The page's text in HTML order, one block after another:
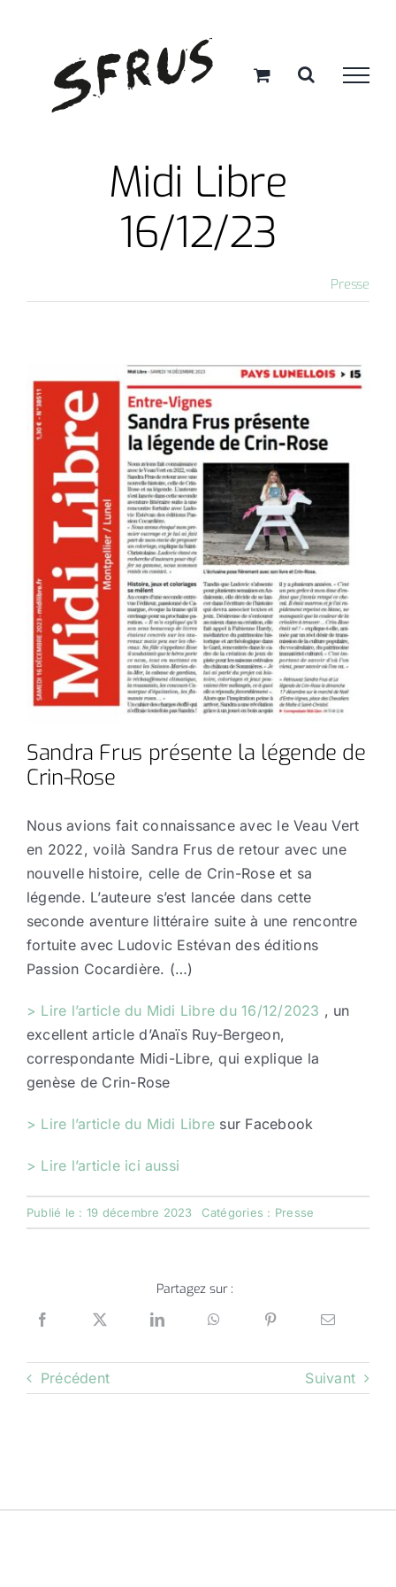
Midi Libre
16/12/23
Presse
Sandra Frus présente la légende de
Crin-Rose
Nous avions fait connaissance avec le Veau Vert
en 2022, voilà Sandra Frus de retour avec une
nouvelle histoire, celle de Crin-Rose et sa
légende. L’auteure s’est lancée dans cette
seconde aventure littéraire suite à une rencontre
fortuite avec Ludovic Estévan des éditions
Passion Cocardière. (…)
> Lire l’article du Midi Libre du 16/12/2023 , un
excellent article d’Anaïs Ruy-Bergeon,
correspondante Midi-Libre, qui explique la
genèse de Crin-Rose
> Lire l’article du Midi Libre sur Facebook
> Lire l’article ici aussi
Publié le : 19 décembre 2023 Catégories : Presse
Partagez sur :
Précédent Suivant